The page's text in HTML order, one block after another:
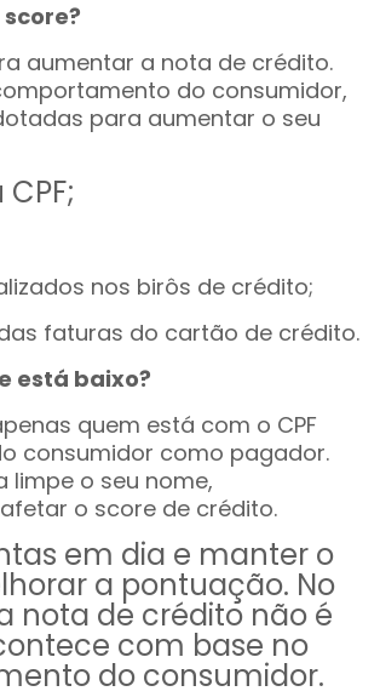
aumentar a nota de crédito.
do consumidor,
para aumentar o seu
nos birôs de crédito;
faturas do cartão de crédito.
está baixo?
quem está com o CPF
consumidor como pagador.
limpe o seu nome,
o score de crédito.
em dia e manter o
a pontuação. No
nota de crédito não é
com base no
do consumidor.